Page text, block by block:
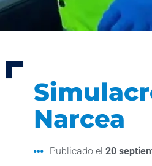
Narcea
Publicado el 20